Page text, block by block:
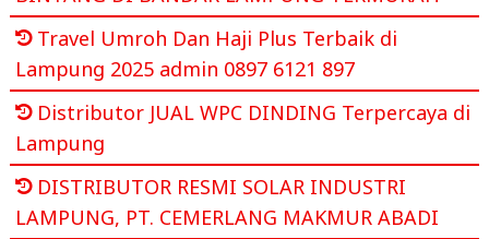
Travel Umroh Dan Haji Plus Terbaik di
Lampung 2025 admin 0897 6121 897
Distributor JUAL WPC DINDING Terpercaya di
Lampung
DISTRIBUTOR RESMI SOLAR INDUSTRI
LAMPUNG, PT. CEMERLANG MAKMUR ABADI